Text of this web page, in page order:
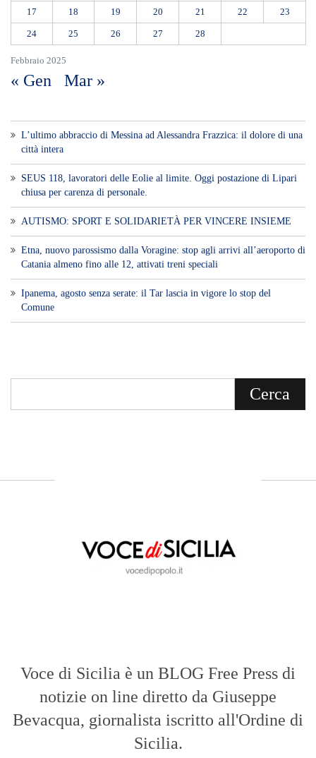
Febbraio 2025
17 18 19 20 21 22 23
24 25 26 27 28
« Gen Mar »
L’ultimo abbraccio di Messina ad Alessandra Frazzica: il dolore di una
città intera
SEUS 118, lavoratori delle Eolie al limite. Oggi postazione di Lipari
chiusa per carenza di personale.
AUTISMO: SPORT E SOLIDARIETÀ PER VINCERE INSIEME
Etna, nuovo parossismo dalla Voragine: stop agli arrivi all’aeroporto di
Catania almeno fino alle 12, attivati treni speciali
Ipanema, agosto senza serate: il Tar lascia in vigore lo stop del
Comune
Voce di Sicilia è un BLOG Free Press di
notizie on line diretto da Giuseppe
Bevacqua, giornalista iscritto all'Ordine di
Sicilia.